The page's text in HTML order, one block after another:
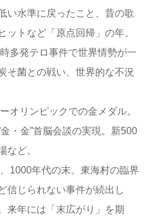
い水準に戻ったこと、昔の歌
ットなど「原点回帰」の年。
発テロ事件で世界情勢が一
そ菌との戦い、世界的な不況
リンピックでの金メダル。
・金”首脳会談の実現。新500
など。
年代の末。東海村の臨界
信じられない事件が続出し
来年には「末広がり」を期